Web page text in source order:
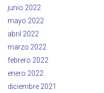
junio 2022
mayo 2022
abril 2022
marzo 2022
febrero 2022
enero 2022
diciembre 2021